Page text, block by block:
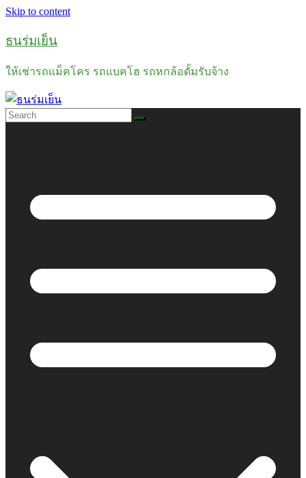
Skip to content
ธนร่มเย็น
ให้เช่ารถแม็คโคร รถแบคโฮ รถหกล้อดั้มรับจ้าง